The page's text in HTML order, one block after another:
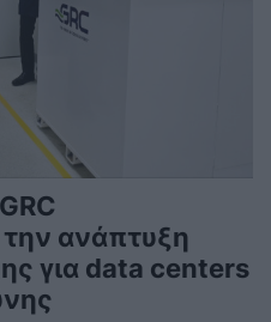
την ανάπτυξη
για data centers